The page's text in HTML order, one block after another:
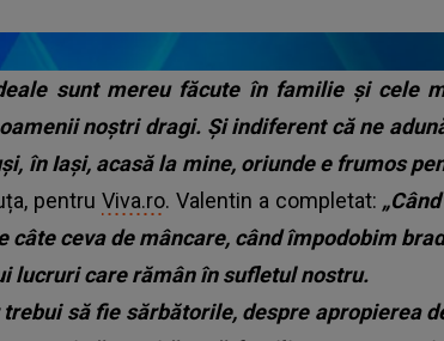
sunt mereu făcute în familie și cele
noștri dragi. Și indiferent că ne
în Iași, acasă la mine, oriunde e frumos
pentru Viva.ro. Valentin a completat:
câte ceva de mâncare, când împodobim
lucruri care rămân în sufletul nostru.
să fie sărbătorile, despre apropierea